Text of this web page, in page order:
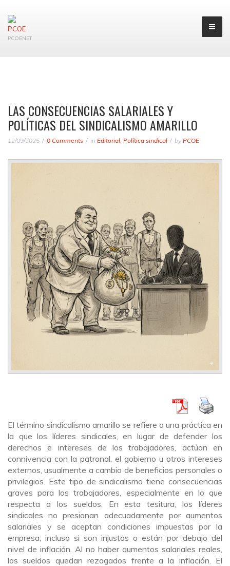
PCOENET
LAS CONSECUENCIAS SALARIALES Y
POLÍTICAS DEL SINDICALISMO AMARILLO
12/09/2025 0 Comments in Editorial, Política sindical by PCOE
El término sindicalismo amarillo se refiere a una práctica en
la que los líderes sindicales, en lugar de defender los
derechos e intereses de los trabajadores, actúan en
connivencia con la patronal, el gobierno u otros intereses
externos, usualmente a cambio de beneficios personales o
privilegios. Este tipo de sindicalismo tiene consecuencias
graves para los trabajadores, especialmente en lo que
respecta a los sueldos. En esta tesitura, los líderes
sindicales no presionan adecuadamente por aumentos
salariales y se aceptan condiciones impuestas por la
empresa, incluso si son injustas o están por debajo del
nivel de inflación. Al no haber aumentos salariales reales,
los sueldos quedan rezagados frente a la inflación. El